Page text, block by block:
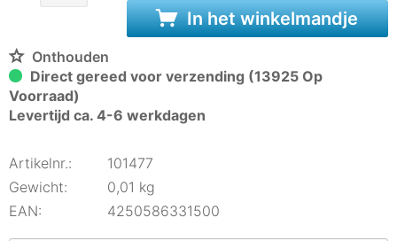
In het winkelmandje
Onthouden
Direct gereed voor verzending (13925 Op
Voorraad)
Levertijd ca. 4-6 werkdagen
Artikelnr.:
101477
Gewicht:
0,01 kg
EAN:
4250586331500